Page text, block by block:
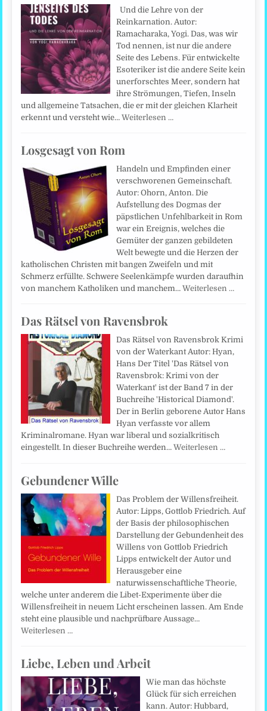
Und die Lehre von der
Reinkarnation. Autor:
Ramacharaka, Yogi. Das, was wir
Tod nennen, ist nur die andere
Seite des Lebens. Für entwickelte
Esoteriker ist die andere Seite kein
unerforschtes Meer, sondern hat
ihre Strömungen, Tiefen, Inseln
und allgemeine Tatsachen, die er mit der gleichen Klarheit
erkennt und versteht wie…Weiterlesen …
Losgesagt von Rom
Handeln und Empfinden einer
verschworenen Gemeinschaft.
Autor: Ohorn, Anton. Die
Aufstellung des Dogmas der
päpstlichen Unfehlbarkeit in Rom
war ein Ereignis, welches die
Gemüter der ganzen gebildeten
Welt bewegte und die Herzen der
katholischen Christen mit bangen Zweifeln und mit
Schmerz erfüllte. Schwere Seelenkämpfe wurden daraufhin
von manchem Katholiken und manchem…Weiterlesen …
Das Rätsel von Ravensbrok
Das Rätsel von Ravensbrok Krimi
von der Waterkant Autor: Hyan,
Hans Der Titel 'Das Rätsel von
Ravensbrok: Krimi von der
Waterkant' ist der Band 7 in der
Buchreihe 'Historical Diamond'.
Der in Berlin geborene Autor Hans
Hyan verfasste vor allem
Kriminalromane. Hyan war liberal und sozialkritisch
eingestellt. In dieser Buchreihe werden…Weiterlesen …
Gebundener Wille
Das Problem der Willensfreiheit.
Autor: Lipps, Gottlob Friedrich. Auf
der Basis der philosophischen
Darstellung der Gebundenheit des
Willens von Gottlob Friedrich
Lipps entwickelt der Autor und
Herausgeber eine
naturwissenschaftliche Theorie,
welche unter anderem die Libet-Experimente über die
Willensfreiheit in neuem Licht erscheinen lassen. Am Ende
steht eine plausible und nachprüfbare Aussage…
Weiterlesen …
Liebe, Leben und Arbeit
Wie man das höchste
Glück für sich erreichen
kann. Autor: Hubbard,